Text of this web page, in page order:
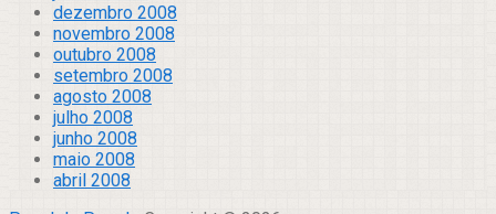
dezembro 2008
novembro 2008
outubro 2008
setembro 2008
agosto 2008
julho 2008
junho 2008
maio 2008
abril 2008